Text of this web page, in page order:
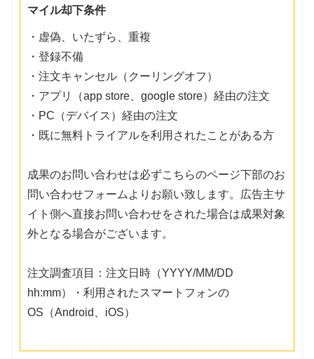
マイル却下条件
・虚偽、いたずら、重複
・登録不備
・注文キャンセル（クーリングオフ）
・アプリ（app store、google store）経由の注文
・PC（デバイス）経由の注文
・既に無料トライアルを利用されたことがある方
成果のお問い合わせは必ずこちらのページ下部のお
問い合わせフォームよりお願い致します。広告主サ
イト側へ直接お問い合わせをされた場合は成果対象
外となる場合がございます。
注文調査項目：注文日時（YYYY/MM/DD
hh:mm）・利用されたスマートフォンの
OS（Android、iOS）